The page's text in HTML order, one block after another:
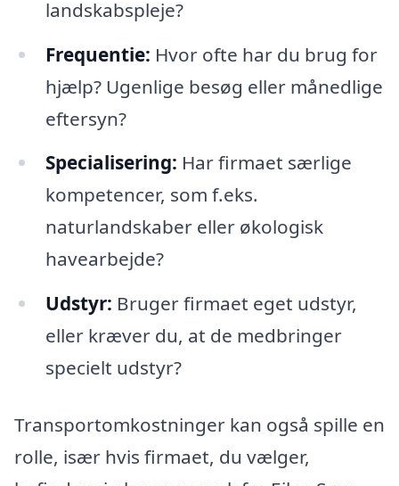
landskabspleje?
Frequentie: Hvor ofte har du brug for
hjælp? Ugenlige besøg eller månedlige
eftersyn?
Specialisering: Har firmaet særlige
kompetencer, som f.eks.
naturlandskaber eller økologisk
havearbejde?
Udstyr: Bruger firmaet eget udstyr,
eller kræver du, at de medbringer
specielt udstyr?
Transportomkostninger kan også spille en
rolle, især hvis firmaet, du vælger,